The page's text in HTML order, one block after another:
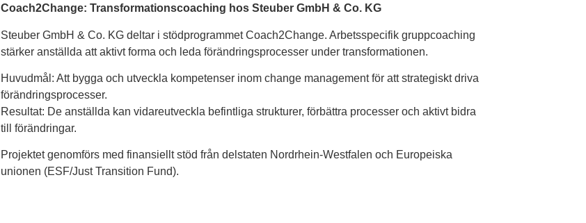
Coach2Change: Transformationscoaching hos Steuber GmbH & Co. KG
Steuber GmbH & Co. KG deltar i stödprogrammet Coach2Change. Arbetsspecifik gruppcoaching
stärker anställda att aktivt forma och leda förändringsprocesser under transformationen.
Huvudmål: Att bygga och utveckla kompetenser inom change management för att strategiskt driva
förändringsprocesser.
Resultat: De anställda kan vidareutveckla befintliga strukturer, förbättra processer och aktivt bidra
till förändringar.
Projektet genomförs med finansiellt stöd från delstaten Nordrhein-Westfalen och Europeiska
unionen (ESF/Just Transition Fund).